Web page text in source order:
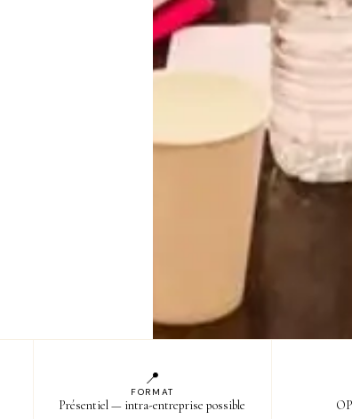
📍
FORMAT
Présentiel — intra-entreprise possible